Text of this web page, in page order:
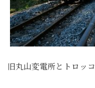
旧丸山変電所とトロッ